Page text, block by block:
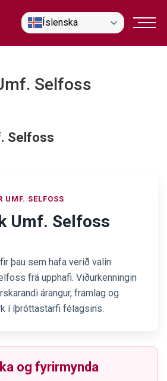
Íslenska
Selfoss
Selfoss
SELFOSS
Umf. Selfoss
þau sem hafa verið valin
frá upphafi. Viðurkenningin
árangur, framlag og
í íþróttastarfi félagsins.
og fyrirmynda